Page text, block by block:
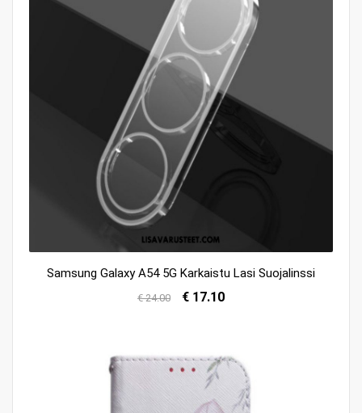
Samsung Galaxy A54 5G Karkaistu Lasi Suojalinssi
€ 24.00 € 17.10